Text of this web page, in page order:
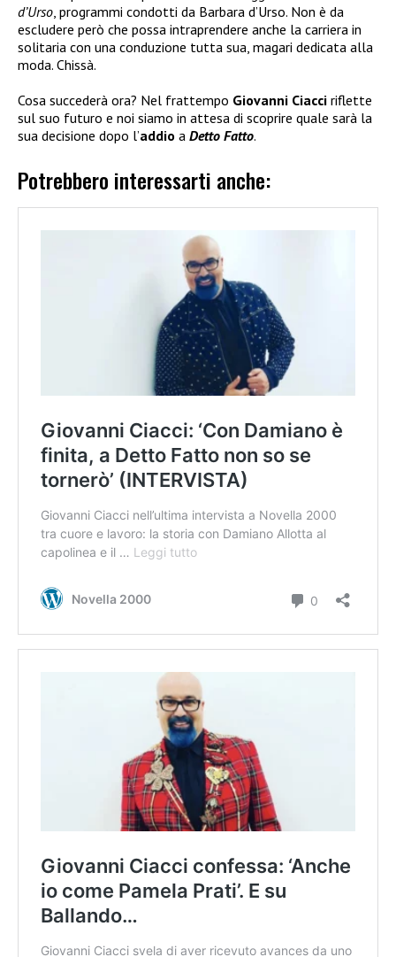
d’Urso , programmi condotti da Barbara d’Urso. Non è da
escludere però che possa intraprendere anche la carriera in
solitaria con una conduzione tutta sua, magari dedicata alla
moda. Chissà.
Cosa succederà ora? Nel frattempo Giovanni Ciacci riflette
sul suo futuro e noi siamo in attesa di scoprire quale sarà la
sua decisione dopo l’addio a Detto Fatto.
Potrebbero interessarti anche: